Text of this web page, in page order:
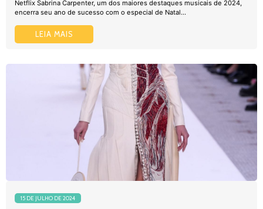
Netflix Sabrina Carpenter, um dos maiores destaques musicais de 2024,
encerra seu ano de sucesso com o especial de Natal...
LEIA MAIS
15 DE JULHO DE 2024